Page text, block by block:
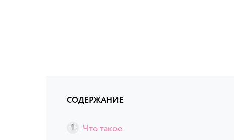
СОДЕРЖАНИЕ
Что такое